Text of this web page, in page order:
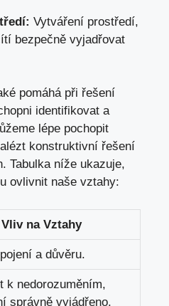
Vytváření prostředí,
bezpečně vyjadřovat
pomáhá při řešení
identifikovat a
lépe pochopit
konstruktivní řešení
Tabulka níže ukazuje,
ovlivnit naše vztahy:
Vliv na Vztahy
a důvěru.
k nedorozuměním,
správně vyjádřeno.